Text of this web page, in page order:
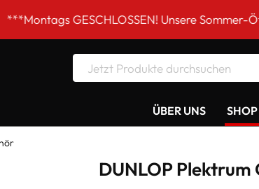
GESCHLOSSEN! Unsere Sommer-
ÜBER UNS SHOP
DUNLOP